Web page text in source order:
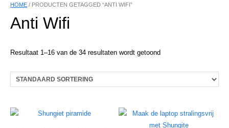
HOME / PRODUCTEN GETAGGED “ANTI WIFI”
Anti Wifi
Resultaat 1–16 van de 34 resultaten wordt getoond